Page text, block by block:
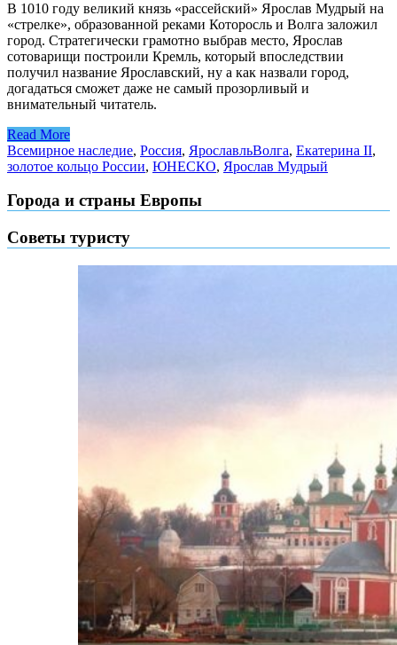
В 1010 году великий князь «рассейский» Ярослав Мудрый на
«стрелке», образованной реками Которосль и Волга заложил
город. Стратегически грамотно выбрав место, Ярослав
сотоварищи построили Кремль, который впоследствии
получил название Ярославский, ну а как назвали город,
догадаться сможет даже не самый прозорливый и
внимательный читатель.
Read More
Всемирное наследие, Россия, ЯрославльВолга, Екатерина II,
золотое кольцо России, ЮНЕСКО, Ярослав Мудрый
Города и страны Европы
Советы туристу